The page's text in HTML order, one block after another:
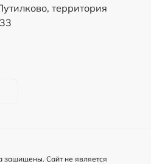
территория
защищены. Сайт не является